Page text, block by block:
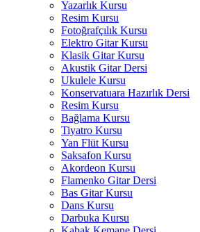
Yazarlık Kursu
Resim Kursu
Fotoğrafçılık Kursu
Elektro Gitar Kursu
Klasik Gitar Kursu
Akustik Gitar Dersi
Ukulele Kursu
Konservatuara Hazırlık Dersi
Resim Kursu
Bağlama Kursu
Tiyatro Kursu
Yan Flüt Kursu
Saksafon Kursu
Akordeon Kursu
Flamenko Gitar Dersi
Bas Gitar Kursu
Dans Kursu
Darbuka Kursu